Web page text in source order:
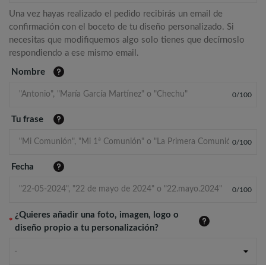
Una vez hayas realizado el pedido recibirás un email de
confirmación con el boceto de tu diseño personalizado. Si
necesitas que modifiquemos algo solo tienes que decírnoslo
respondiendo a ese mismo email.
Nombre
0/100
Tu frase
0/100
Fecha
0/100
*
¿Quieres añadir una foto, imagen, logo o
diseño propio a tu personalización?
-